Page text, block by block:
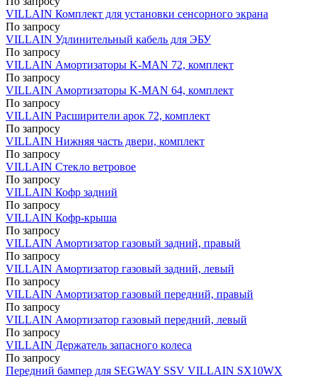
VILLAIN Комплект для установки сенсорного экрана
По запросу
VILLAIN Удлинительный кабель для ЭБУ
По запросу
VILLAIN Амортизаторы K-MAN 72, комплект
По запросу
VILLAIN Амортизаторы K-MAN 64, комплект
По запросу
VILLAIN Расширители арок 72, комплект
По запросу
VILLAIN Нижняя часть двери, комплект
По запросу
VILLAIN Стекло ветровое
По запросу
VILLAIN Кофр задний
По запросу
VILLAIN Кофр-крыша
По запросу
VILLAIN Амортизатор газовый задний, правый
По запросу
VILLAIN Амортизатор газовый задний, левый
По запросу
VILLAIN Амортизатор газовый передний, правый
По запросу
VILLAIN Амортизатор газовый передний, левый
По запросу
VILLAIN Держатель запасного колеса
По запросу
Передний бампер для SEGWAY SSV VILLAIN SX10WX